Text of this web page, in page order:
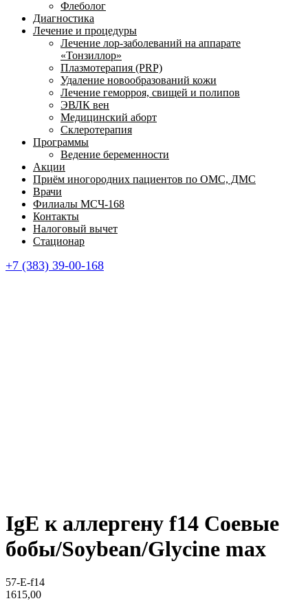
Флеболог
Диагностика
Лечение и процедуры
Лечение лор-заболеваний на аппарате
«Тонзиллор»
Плазмотерапия (PRP)
Удаление новообразований кожи
Лечение геморроя, свищей и полипов
ЭВЛК вен
Медицинский аборт
Склеротерапия
Программы
Ведение беременности
Акции
Приём иногородних пациентов по ОМС, ДМС
Врачи
Филиалы МСЧ-168
Контакты
Налоговый вычет
Стационар
+7 (383) 39-00-168
IgE к аллергену f14 Соевые
бобы/Soybean/Glycine max
57-E-f14
1615,00